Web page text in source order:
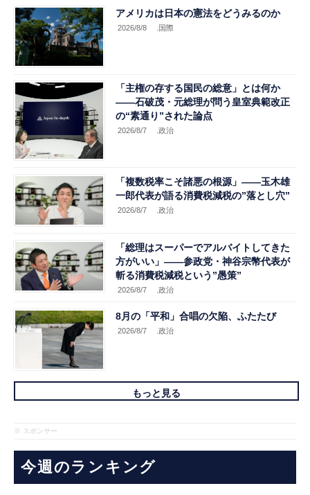
アメリカは日本の憲法をどうみるのか
2026/8/8 .国際
「主権の存する国民の総意」とは何か
――石破茂・元総理が問う皇室典範改正
の“素通り”された論点
2026/8/7 .政治
「複数税率こそ諸悪の根源」――玉木雄
一郎代表が語る消費税減税の”落とし穴”
2026/8/7 .政治
「総理はスーパーでアルバイトしてきた
方がいい」――参政党・神谷宗幣代表が
斬る消費税減税という”愚策”
2026/8/7 .政治
8月の「平和」合唱の欠陥、ふたたび
2026/8/7 .政治
もっと見る
※ スポンサー
今週のランキング